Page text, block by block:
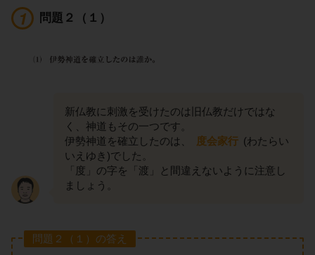
問題２（１）
新仏教に刺激を受けたのは旧仏教だけではな
く、神道もその一つです。
伊勢神道を確立したのは、
度会家行 (わたらい
いえゆき)でした。
「度」の字を「渡」と間違えないように注意し
ましょう。
問題２（１）の答え